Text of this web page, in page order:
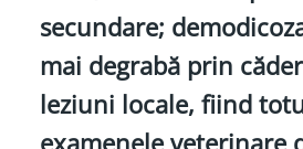
secundare;
mai degrabă prin
leziuni locale, fiind